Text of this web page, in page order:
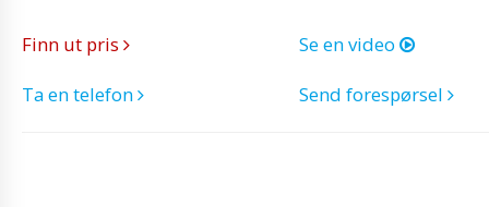
Finn ut pris
Se en video
Ta en telefon
Send forespørsel